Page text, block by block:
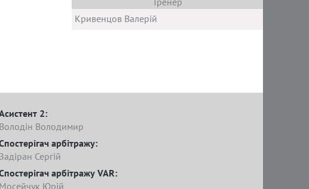
Кривенцов Валерій
2:
Володін Володимир
арбітражу:
Задіран Сергій
арбітражу VAR:
Мосейчук Юрій